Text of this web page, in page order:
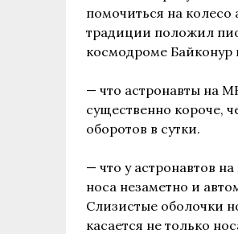
помочиться на колесо
традиции положил
космодроме Байконур
— что астронавты на
существенно короче,
оборотов в сутки.
— что у астронавтов на
носа незаметно и
Слизистые оболочки
касается не только